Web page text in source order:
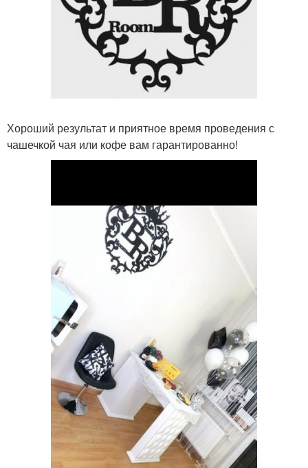
Хороший результат и приятное время проведения с
чашечкой чая или кофе вам гарантированно!